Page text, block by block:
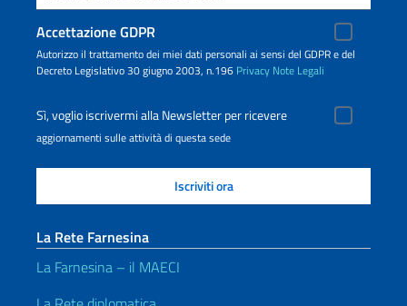
Accettazione GDPR
Autorizzo il trattamento dei miei dati personali ai sensi del GDPR e del
Decreto Legislativo 30 giugno 2003, n.196 Privacy Note Legali
Sì, voglio iscrivermi alla Newsletter per ricevere
aggiornamenti sulle attività di questa sede
La Rete Farnesina
La Farnesina – il MAECI